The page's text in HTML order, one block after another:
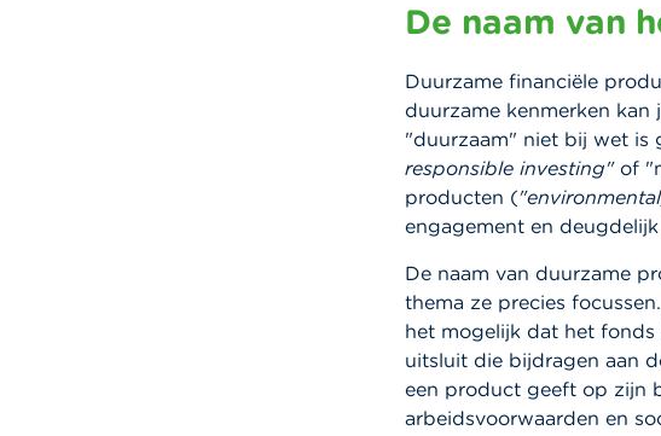
De naam van
Duurzame financiële
duurzame kenmerken kan
"duurzaam" niet bij wet is
responsible investing"of
producten (
engagement en
De naam van duurzame
thema ze precies
het mogelijk dat het fonds
uitsluit die bijdragen aan
een product geeft op zijn
arbeidsvoorwaarden en